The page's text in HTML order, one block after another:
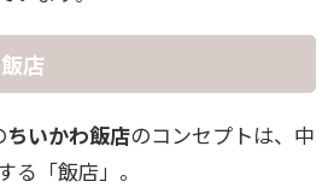
店
ちいかわ飯店のコンセプトは、中
る「飯店」。